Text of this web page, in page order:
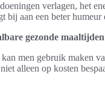
verlagen, het
bij aan een beter
gezonde
men gebruik maken
alleen op kosten